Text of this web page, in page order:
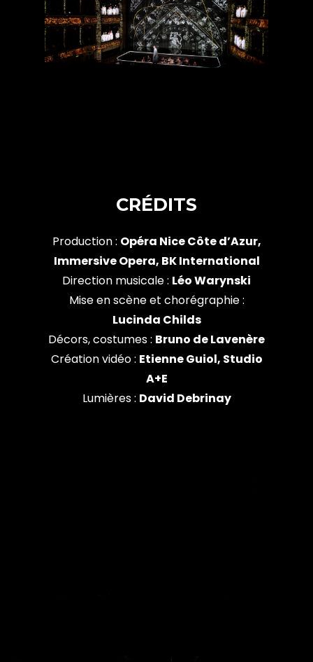
CRÉDITS
Production : Opéra Nice Côte d’Azur,
Immersive Opera, BK International
Direction musicale : Léo Warynski
Mise en scène et chorégraphie :
Lucinda Childs
Décors, costumes : Bruno de Lavenère
Création vidéo : Etienne Guiol, Studio
A+E
Lumières : David Debrinay